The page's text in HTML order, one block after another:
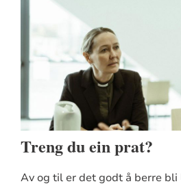
Treng du ein prat?
Av og til er det godt å berre